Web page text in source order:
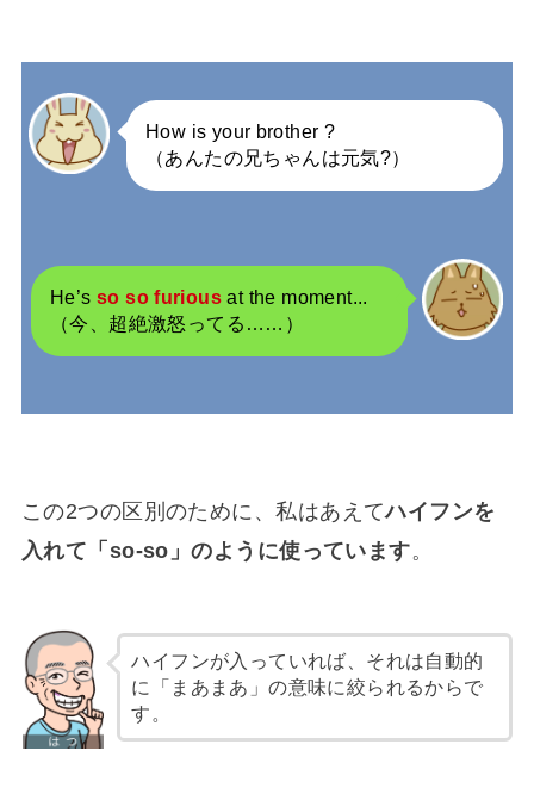
How is your brother ?
（あんたの兄ちゃんは元気?）
He’s so so furious at the moment...
（今、超絶激怒ってる……）
この2つの区別のために、私はあえてハイフンを
入れて「so-so」のように使っています。
ハイフンが入っていれば、それは自動的
に「まあまあ」の意味に絞られるからで
す。